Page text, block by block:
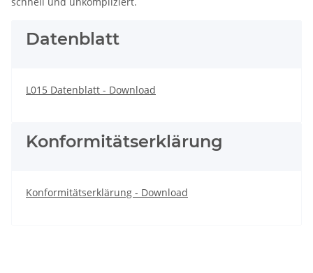
Datenblatt
L015 Datenblatt - Download
Konformitätserklärung
Konformitätserklärung - Download